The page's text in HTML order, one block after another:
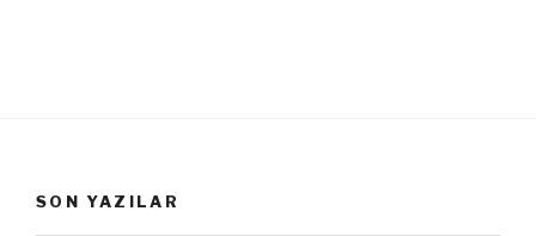
SON YAZILAR